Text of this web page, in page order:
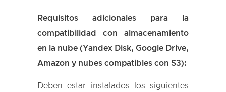
Requisitos adicionales para la
compatibilidad con almacenamiento
en la nube (Yandex Disk, Google Drive,
Amazon y nubes compatibles con S3):
Deben estar instalados los siguientes